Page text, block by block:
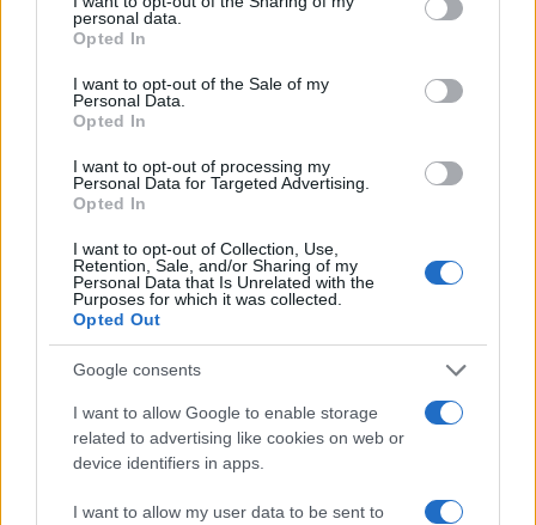
grant or deny consent to Google and its third-party tags to
use your data for below specified purposes in below Google
consent section.
personal data.
Opted In
I want to opt-out of the Sale of my
Personal Data.
Opted In
I want to opt-out of processing my
Personal Data for Targeted Advertising.
Opted In
I want to opt-out of Collection, Use,
Retention, Sale, and/or Sharing of my
Personal Data that Is Unrelated with the
Purposes for which it was collected.
Opted Out
Google consents
I want to allow Google to enable storage
related to advertising like cookies on web or
device identifiers in apps.
I want to allow my user data to be sent to
Lesújtva fogadtuk a hírt: meghalt a Rebbe
bizalmasa